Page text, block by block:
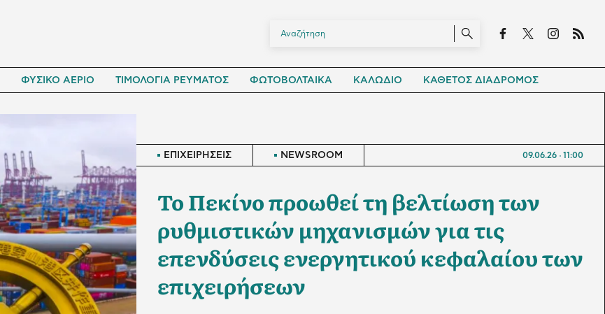
ΦΥΣΙΚΟ ΑΕΡΙΟ ΤΙΜΟΛΟΓΙΑ ΡΕΥΜΑΤΟΣ ΦΩΤΟΒΟΛΤΑΙΚΑ ΚΑΛΩΔΙΟ ΚΑΘΕΤΟΣ ΔΙΑΔΡΟΜΟΣ
ΕΠΙΧΕΙΡΗΣΕΙΣ NEWSROOM 09.06.26 11:00
Το Πεκίνο προωθεί τη βελτίωση των
ρυθμιστικών μηχανισμών για τις
επενδύσεις ενεργητικού κεφαλαίου των
επιχειρήσεων